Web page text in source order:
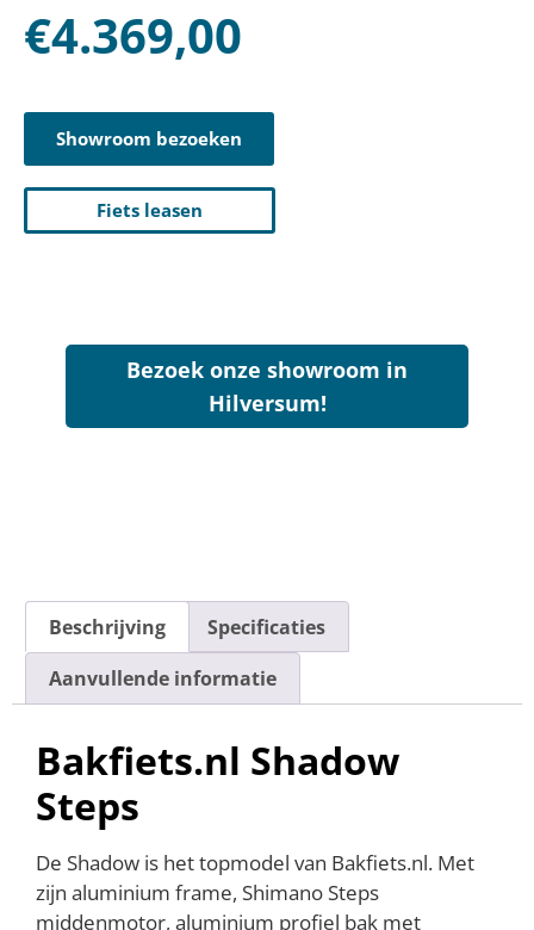
€4.369,00
Showroom bezoeken
Fiets leasen
Bezoek onze showroom in
Hilversum!
Beschrijving
Specificaties
Aanvullende informatie
Bakfiets.nl Shadow
Steps
De Shadow is het topmodel van Bakfiets.nl. Met
zijn aluminium frame, Shimano Steps
middenmotor, aluminium profiel bak met